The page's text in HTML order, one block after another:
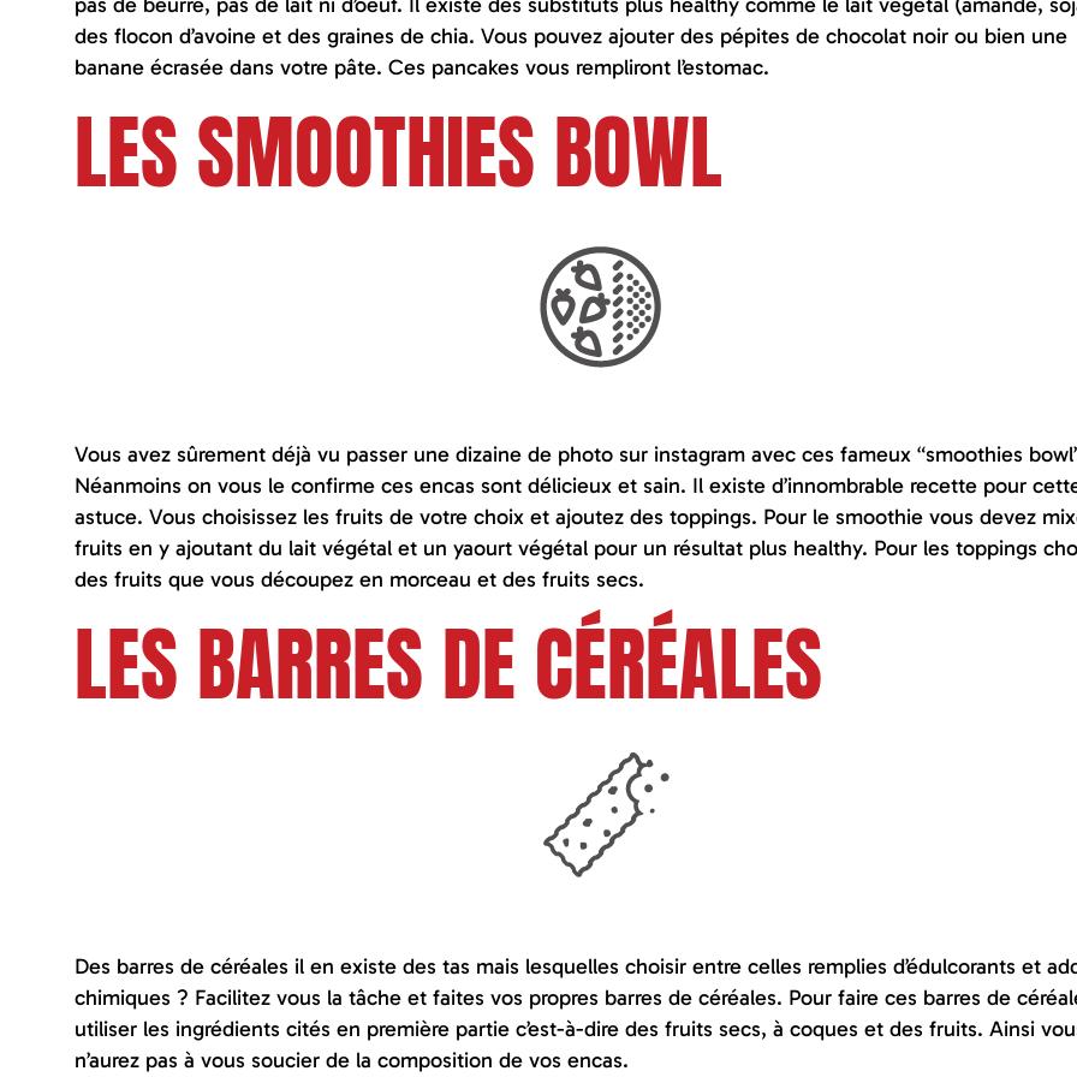
des flocon d’avoine et des graines de chia. Vous pouvez ajouter des pépites de chocolat noir ou bien une
banane écrasée dans votre pâte. Ces pancakes vous rempliront l’estomac.
LES SMOOTHIES BOWL
Vous avez sûrement déjà vu passer une dizaine de photo sur instagram avec ces fameux “smoothies
Néanmoins on vous le confirme ces encas sont délicieux et sain. Il existe d’innombrable recette pour
astuce. Vous choisissez les fruits de votre choix et ajoutez des toppings. Pour le smoothie vous devez
fruits en y ajoutant du lait végétal et un yaourt végétal pour un résultat plus healthy. Pour les toppings
des fruits que vous découpez en morceau et des fruits secs.
LES BARRES DE CÉRÉALES
Des barres de céréales il en existe des tas mais lesquelles choisir entre celles remplies d’édulcorants et
chimiques ? Facilitez vous la tâche et faites vos propres barres de céréales. Pour faire ces barres de
utiliser les ingrédients cités en première partie c’est-à-dire des fruits secs, à coques et des fruits. Ainsi
n’aurez pas à vous soucier de la composition de vos encas.